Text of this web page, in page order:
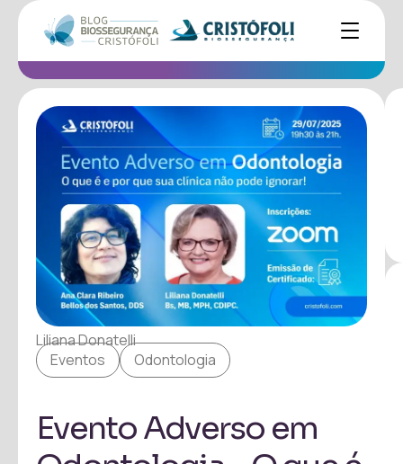
Liliana Donatelli
Eventos
Odontologia
Evento Adverso em